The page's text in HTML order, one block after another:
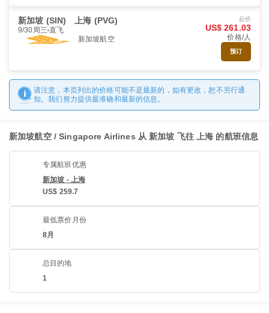
新加坡 (SIN) 上海 (PVG)
9/30周三 直飞
新加坡航空
起价
US$ 261.03
价格/人
预订
请注意，本页列出的价格可能不是最新的，如有更改，恕不另行通
知。我们努力提供最准确和最新的信息。
新加坡航空 / Singapore Airlines 从 新加坡 飞往 上海 的航班信息
专属航班优惠
新加坡 - 上海
US$ 259.7
最低票价月份
8月
总目的地
1